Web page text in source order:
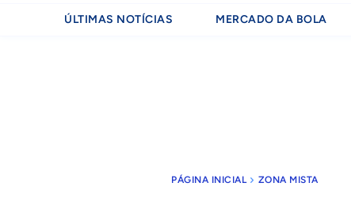
ÚLTIMAS NOTÍCIAS MERCADO DA BOLA
PÁGINA INICIAL ZONA MISTA